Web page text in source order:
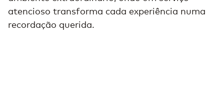
atencioso transforma cada experiência numa
recordação querida.